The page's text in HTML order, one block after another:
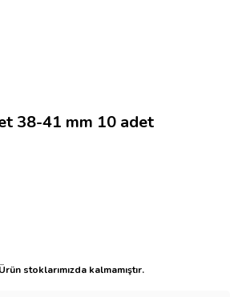
38-41 mm 10 adet
Ürün stoklarımızda kalmamıştır.